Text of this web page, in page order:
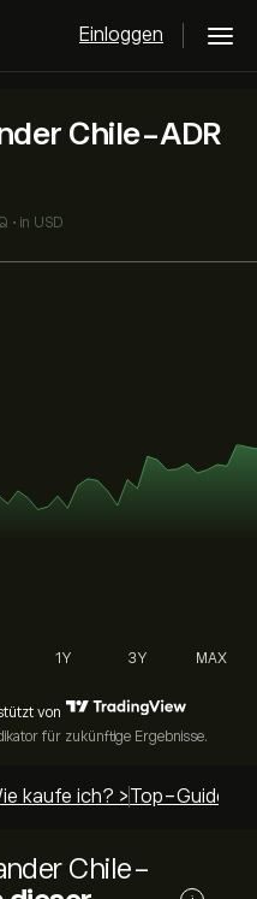
Einloggen
Chile-ADR
• in USD
1Y 3Y MAX
von
für zukünftige Ergebnisse.
kaufe ich? >Top-Guides >
Chile-